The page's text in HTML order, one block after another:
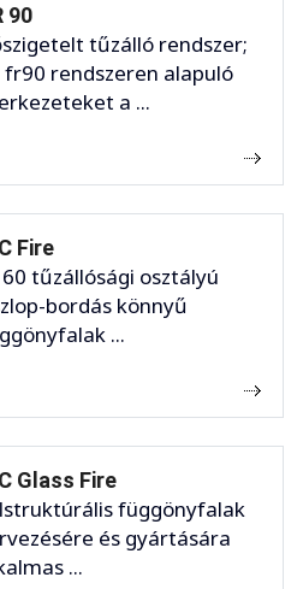
90
tűzálló rendszer;
fr90 rendszeren alapuló
a ...
Fire
tűzállósági osztályú
bordás könnyű
...
Glass Fire
függönyfalak
és gyártására
...